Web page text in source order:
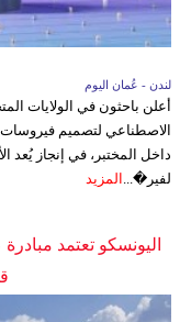
لندن - عُمان اليوم
أعلن باحثون في الولايات
الاصطناعي لتصميم فيروسات
داخل المختبر، في إنجاز
لفير�...
المزيد
اليونسكو تعتمد